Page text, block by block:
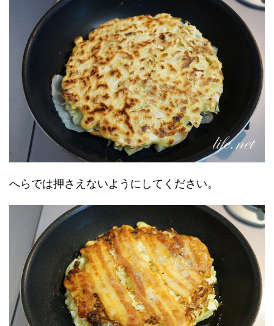
へらでは押さえないようにしてください。